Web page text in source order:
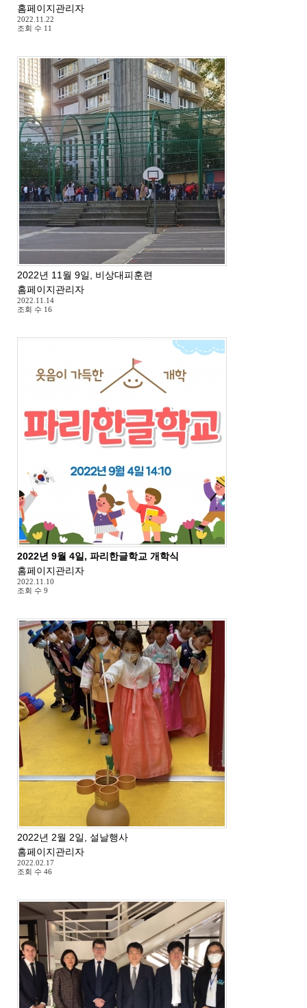
홈페이지관리자
2022.11.22
조회 수 11
2022년 11월 9일, 비상대피훈련
홈페이지관리자
2022.11.14
조회 수 16
2022년 9월 4일, 파리한글학교 개학식
홈페이지관리자
2022.11.10
조회 수 9
2022년 2월 2일, 설날행사
홈페이지관리자
2022.02.17
조회 수 46